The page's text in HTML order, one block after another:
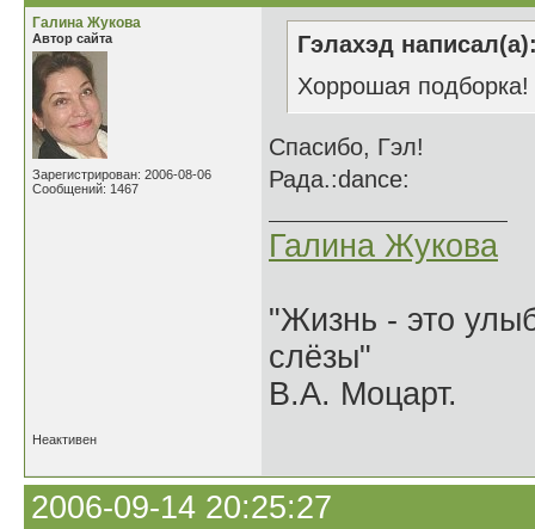
Галина Жукова
Автор сайта
Зарегистрирован: 2006-08-06
Сообщений: 1467
Гэлахэд
Хоррошая
Спасибо, Гэл!
Рада.:dance:
Галина Жукова
"Жизнь - это
слёзы"
В.А. Моцарт.
Неактивен
2006-09-14 20:25:27